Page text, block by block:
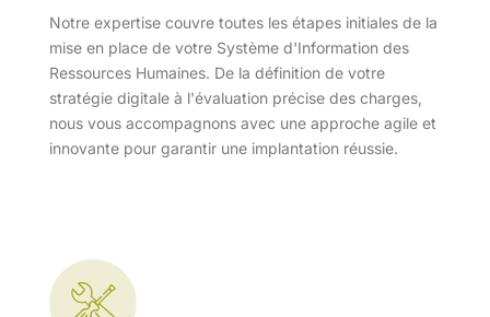
Notre expertise couvre toutes les étapes initiales de la
mise en place de votre Système d'Information des
Ressources Humaines. De la définition de votre
stratégie digitale à l'évaluation précise des charges,
nous vous accompagnons avec une approche agile et
innovante pour garantir une implantation réussie.